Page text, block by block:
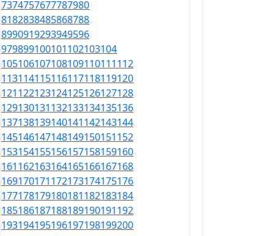
7374757677787980
8182838485868788
8990919293949596
979899100101102103104
105106107108109110111112
113114115116117118119120
121122123124125126127128
129130131132133134135136
137138139140141142143144
145146147148149150151152
153154155156157158159160
161162163164165166167168
169170171172173174175176
177178179180181182183184
185186187188189190191192
193194195196197198199200